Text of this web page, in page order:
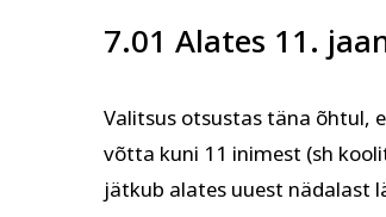
7.01 Alates 11.
Valitsus otsustas täna õhtul,
võtta kuni 11 inimest (sh
jätkub alates uuest nädalast